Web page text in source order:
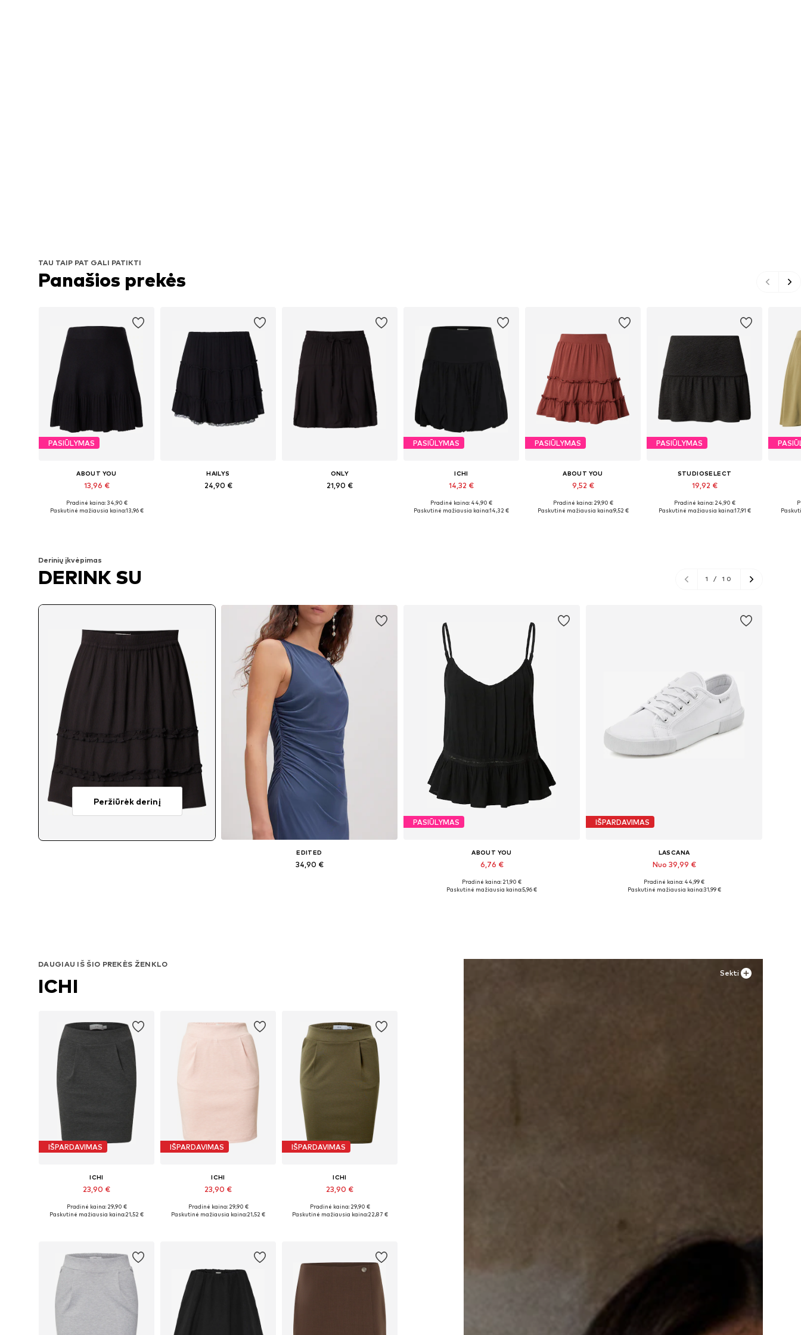
TAU TAIP PAT GALI PATIKTI
Panašios prekės
PASIŪLYMAS
ABOUT YOU
13,96 €
Galimi dydžiai: 34, 36, 38, 40
Pradinė kaina: 34,90 €
Paskutinė mažiausia kaina:13,96 €
HAILYS
24,90 €
ONLY
21,90 €
PASIŪLYMAS
ICHI
14,32 €
Galimi dydžiai: 34, 38, 40
Pradinė kaina: 44,90 €
Paskutinė mažiausia kaina:14,32 €
PASIŪLYMAS
ABOUT YOU
9,52 €
Galimi dydžiai: 34, 36, 38
Pradinė kaina: 29,90 €
Paskutinė mažiausia kaina:9,52 €
PASIŪLYMAS
STUDIOSELECT
19,92 €
Galimi dydžiai: 34, 36, 38, 40, 42
Pradinė kaina: 24,90 €
Paskutinė mažiausia kaina:17,91 €
Derinių įkvėpimas
DERINK SU 1 / 10
Peržiūrėk derinį
EDITED
34,90 €
PASIŪLYMAS
ABOUT YOU
6,76 €
Galimi dydžiai: XS, S
Pradinė kaina: 21,90 €
Paskutinė mažiausia kaina:5,96 €
IŠPARDAVIMAS
LASCANA
Nuo 39,99 €
Pradinė kaina: 44,99 €
Paskutinė mažiausia kaina:31,99 €
Sekti
DAUGIAU IŠ ŠIO PREKĖS ŽENKLO
ICHI
IŠPARDAVIMAS
ICHI
23,90 €
Pradinė kaina: 29,90 €
Paskutinė mažiausia kaina:21,52 €
IŠPARDAVIMAS
ICHI
23,90 €
Galimi dydžiai: 34, 36, 38, 40, 44
Pradinė kaina: 29,90 €
Paskutinė mažiausia kaina:21,52 €
IŠPARDAVIMAS
ICHI
23,90 €
Galimi dydžiai: 34, 36, 38, 40, 44
Pradinė kaina: 29,90 €
Paskutinė mažiausia kaina:22,87 €